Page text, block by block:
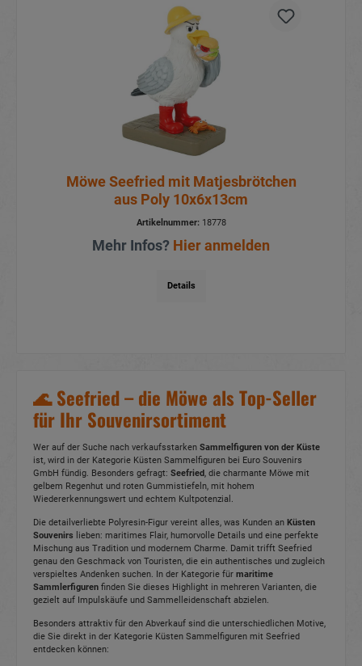
Möwe Seefried mit Matjesbrötchen
aus Poly 10x6x13cm
Artikelnummer:18778
Mehr Infos? Hier anmelden
Details
🌊Seefried – die Möwe als Top-Seller
für Ihr Souvenirsortiment
Wer auf der Suche nach verkaufsstarken Sammelfiguren von der Küste
ist, wird in der Kategorie Küsten Sammelfiguren bei Euro Souvenirs
GmbH fündig. Besonders gefragt: Seefried, die charmante Möwe mit
gelbem Regenhut und roten Gummistiefeln, mit hohem
Wiedererkennungswert und echtem Kultpotenzial.
Die detailverliebte Polyresin-Figur vereint alles, was Kunden an Küsten
Souvenirs lieben: maritimes Flair, humorvolle Details und eine perfekte
Mischung aus Tradition und modernem Charme. Damit trifft Seefried
genau den Geschmack von Touristen, die ein authentisches und zugleich
verspieltes Andenken suchen. In der Kategorie für maritime
Sammlerfiguren finden Sie dieses Highlight in mehreren Varianten, die
gezielt auf Impulskäufe und Sammelleidenschaft abzielen.
Besonders attraktiv für den Abverkauf sind die unterschiedlichen Motive,
die Sie direkt in der Kategorie Küsten Sammelfiguren mit Seefried
entdecken können: